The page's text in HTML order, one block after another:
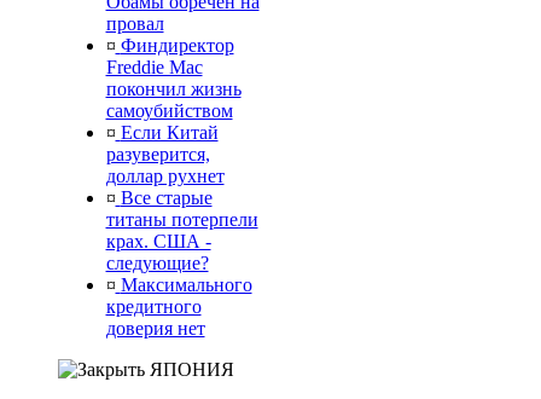
провал
¤ Финдиректор
Freddie Mac
покончил жизнь
самоубийством
¤ Если Китай
разуверится,
доллар рухнет
¤ Все старые
титаны потерпели
крах. США -
следующие?
¤ Максимального
кредитного
доверия нет
ЯПОНИЯ